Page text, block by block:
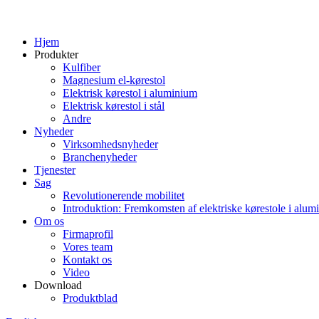
Hjem
Produkter
Kulfiber
Magnesium el-kørestol
Elektrisk kørestol i aluminium
Elektrisk kørestol i stål
Andre
Nyheder
Virksomhedsnyheder
Branchenyheder
Tjenester
Sag
Revolutionerende mobilitet
Introduktion: Fremkomsten af ​​elektriske kørestole i
Om os
Firmaprofil
Vores team
Kontakt os
Video
Download
Produktblad